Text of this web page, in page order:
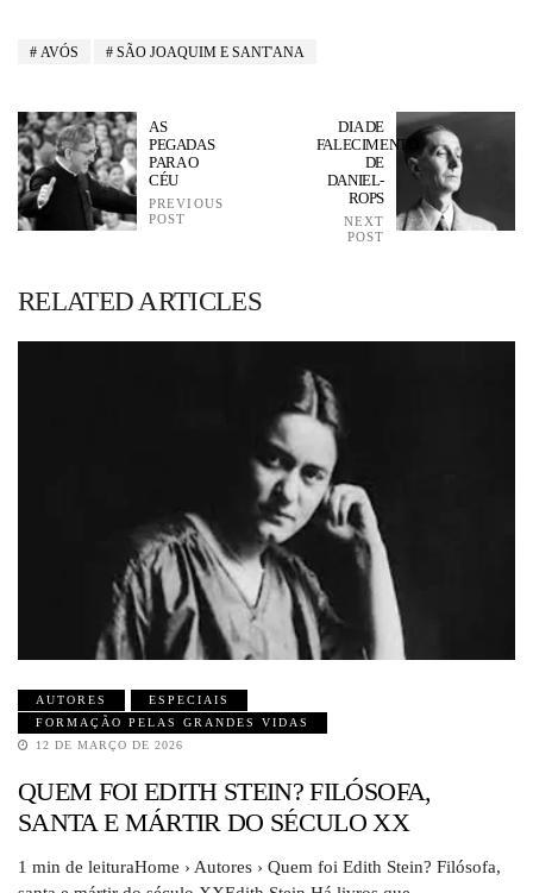
AVÓS SÃO JOAQUIM E SANT'ANA
AS
PEGADAS
PARA O
CÉU
PREVIOUS
POST
DIA DE
FALECIMENTO
DE
DANIEL-
ROPS
NEXT
POST
RELATED ARTICLES
AUTORES
ESPECIAIS
FORMAÇÃO PELAS GRANDES VIDAS
12 DE MARÇO DE 2026
QUEM FOI EDITH STEIN? FILÓSOFA,
SANTA E MÁRTIR DO SÉCULO XX
1 min de leituraHome › Autores › Quem foi Edith Stein? Filósofa,